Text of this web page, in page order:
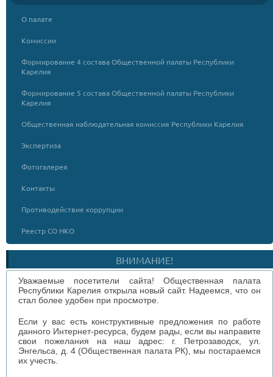
О палате
Комиссии
Формирование 4 состава Общественной палаты Республики
Карелия
Формирование 5 состава Общественной палаты Республики
Карелия
Общественная наблюдательная комиссия Республики Карелия
Экспертиза
Фотогалерея
Контакты
Противодействие коррупции
Реестр СО НКО
ВНИМАНИЕ!
Уважаемые посетители сайта! Общественная палата
Республики Карелия открыла новый сайт. Надеемся, что он
стал более удобен при просмотре.
Если у вас есть конструктивные предложения по работе
данного Интернет-ресурса, будем рады, если вы направите
свои пожелания на наш адрес: г. Петрозаводск, ул.
Энгельса, д. 4 (Общественная палата РК), мы постараемся
их учесть.